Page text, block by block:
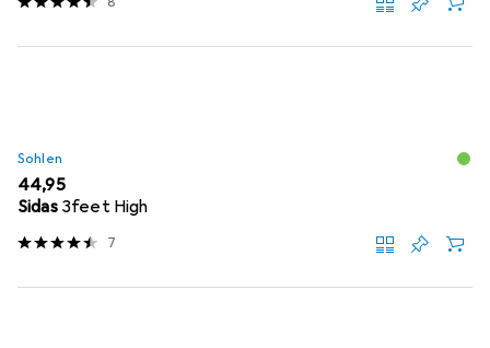
Sohlen
EUR
44,95
Sidas 3feet High
7